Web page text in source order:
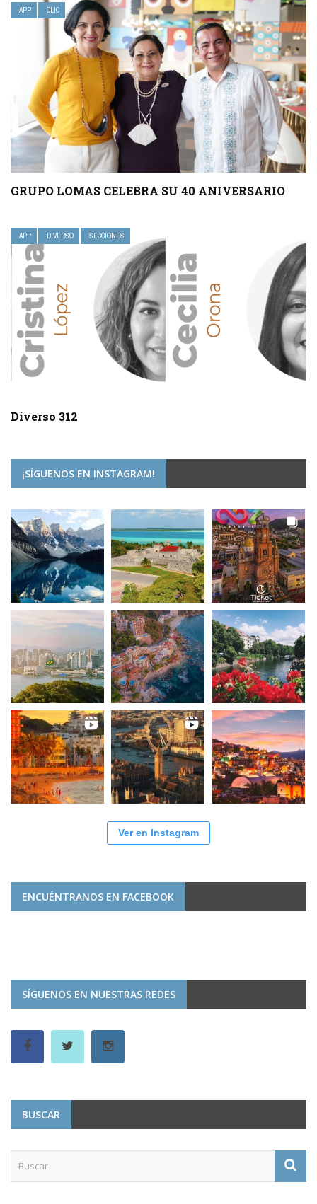
APP CLIC
GRUPO LOMAS CELEBRA SU 40 ANIVERSARIO
APP DIVERSO SECCIONES
Diverso 312
¡SÍGUENOS EN INSTAGRAM!
Ver en Instagram
ENCUÉNTRANOS EN FACEBOOK
SÍGUENOS EN NUESTRAS REDES
BUSCAR